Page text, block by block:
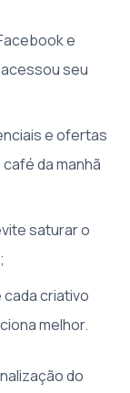
e
seu
e ofertas
da manhã
saturar o
criativo
melhor.
do